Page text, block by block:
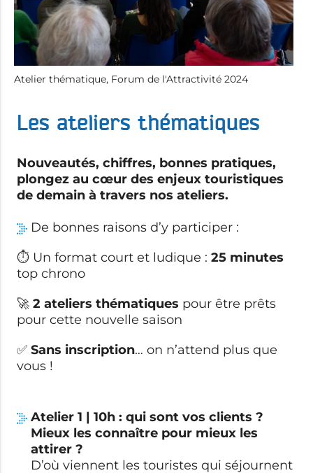
Atelier thématique, Forum de l'Attractivité 2024
Les ateliers thématiques
Nouveautés, chiffres, bonnes pratiques,
plongez au cœur des enjeux touristiques
de demain à travers nos ateliers.
De bonnes raisons d’y participer :
⏱ Un format court et ludique : 25 minutes
top chrono
🚀 2 ateliers thématiques pour être prêts
pour cette nouvelle saison
✅ Sans inscription… on n’attend plus que
vous !
Atelier 1 | 10h : qui sont vos clients ?
Mieux les connaître pour mieux les
attirer ?
D’où viennent les touristes qui séjournent